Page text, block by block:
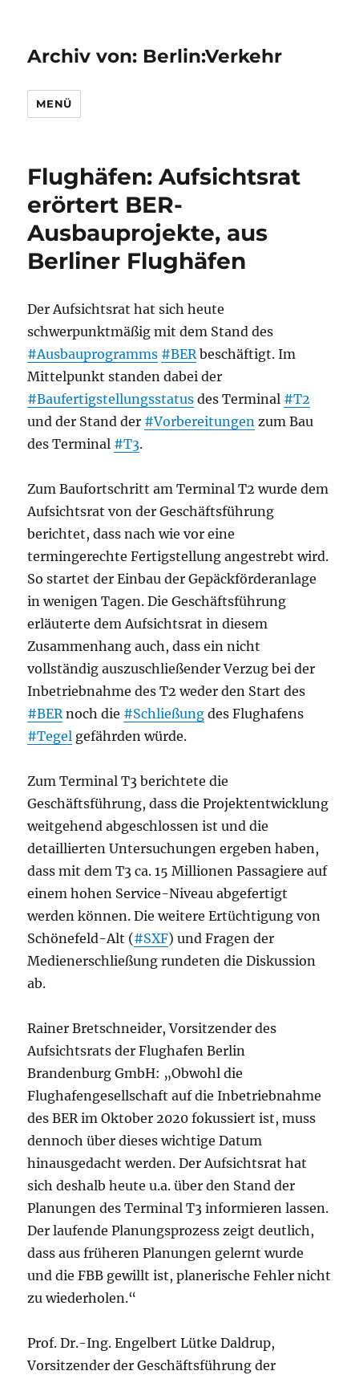
Archiv von: Berlin:Verkehr
MENÜ
Flughäfen: Aufsichtsrat
erörtert BER-
Ausbauprojekte, aus
Berliner Flughäfen
Der Aufsichtsrat hat sich heute
schwerpunktmäßig mit dem Stand des
#Ausbauprogramms #BERbeschäftigt. Im
Mittelpunkt standen dabei der
#Baufertigstellungsstatus des Terminal #T2
und der Stand der #Vorbereitungen zum Bau
des Terminal #T3.
Zum Baufortschritt am Terminal T2 wurde dem
Aufsichtsrat von der Geschäftsführung
berichtet, dass nach wie vor eine
termingerechte Fertigstellung angestrebt wird.
So startet der Einbau der Gepäckförderanlage
in wenigen Tagen. Die Geschäftsführung
erläuterte dem Aufsichtsrat in diesem
Zusammenhang auch, dass ein nicht
vollständig auszuschließender Verzug bei der
Inbetriebnahme des T2 weder den Start des
#BERnoch die #Schließung des Flughafens
#Tegel gefährden würde.
Zum Terminal T3 berichtete die
Geschäftsführung, dass die Projektentwicklung
weitgehend abgeschlossen ist und die
detaillierten Untersuchungen ergeben haben,
dass mit dem T3 ca. 15 Millionen Passagiere auf
einem hohen Service-Niveau abgefertigt
werden können. Die weitere Ertüchtigung von
Schönefeld-Alt (#SXF) und Fragen der
Medienerschließung rundeten die Diskussion
ab.
Rainer Bretschneider, Vorsitzender des
Aufsichtsrats der Flughafen Berlin
Brandenburg GmbH: „Obwohl die
Flughafengesellschaft auf die Inbetriebnahme
des BER im Oktober 2020 fokussiert ist, muss
dennoch über dieses wichtige Datum
hinausgedacht werden. Der Aufsichtsrat hat
sich deshalb heute u.a. über den Stand der
Planungen des Terminal T3 informieren lassen.
Der laufende Planungsprozess zeigt deutlich,
dass aus früheren Planungen gelernt wurde
und die FBB gewillt ist, planerische Fehler nicht
zu wiederholen.“
Prof. Dr.-Ing. Engelbert Lütke Daldrup,
Vorsitzender der Geschäftsführung der